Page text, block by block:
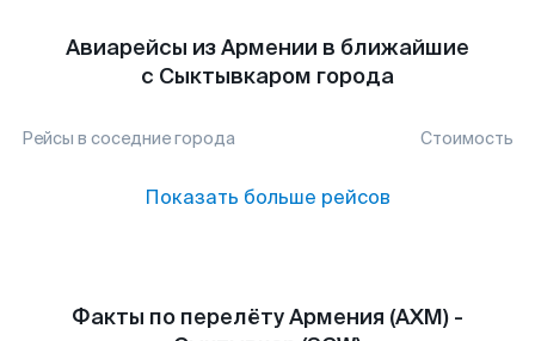
Авиарейсы из Армении в ближайшие
с Сыктывкаром города
Рейсы в соседние города Стоимость
Показать больше рейсов
Факты по перелёту Армения (AXM) -